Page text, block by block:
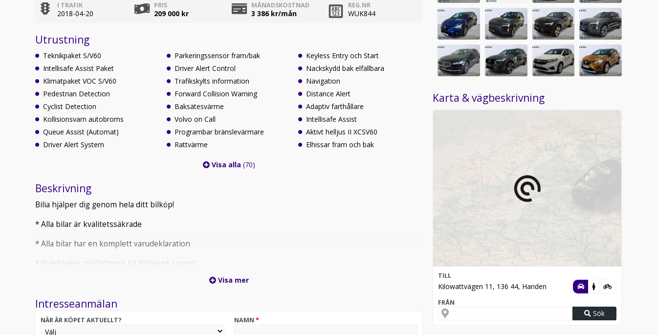
I TRAFIK
2018-04-20
PRIS
209 000 kr
MÅNADSKOSTNAD
3 386kr/mån
REG.NR
WUK844
Utrustning
Teknikpaket S/V60
Intellisafe Assist Paket
Klimatpaket VOC S/V60
Pedestrian Detection
Cyclist Detection
Kollisionsvarn autobroms
Queue Assist (Automat)
Driver Alert System
Parkeringssensor fram/bak
Driver Alert Control
Trafikskylts information
Forward Collision Warning
Baksätesvärme
Volvo on Call
Programbar bränslevärmare
Rattvärme
Keyless Entry och Start
Nackskydd bak elfällbara
Navigation
Distance Alert
Adaptiv farthållare
Intellisafe Assist
Aktivt helljus II XCSV60
Elhissar fram och bak
Visa alla(70)
Beskrivning
Bilia hjälper dig genom hela ditt bilköp!
* Alla bilar är kvalitetssäkrade
* Alla bilar har en komplett varudeklaration
* Vi erbjuder möjligheten till förlängd garanti
* 30 dagars bytesrätt för samtliga begagnade bilar (läs villkor på Bilia.se)
* El- & hybridbilar har dokumenterad batterihälsa
* Bilia Total: vår helhetslösning med förmånlig finansiering, serviceavtal & försäkring
Visa mer
Intresseanmälan
NÄR ÄR KÖPET AKTUELLT? NAMN *
Karta & vägbeskrivning
TILL
Kilowattvägen 11, 136 44, Handen
FRÅN
Sök